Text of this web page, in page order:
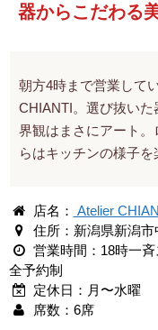
器からこだわる
朝方4時まで営業して
CHIANTI。選び抜い
界観はまさにアート
らはキッチンの様子を
店名： Atelier
住所：新潟県新潟
営業時間：18時一
全予約制
定休日：月〜水曜
席数：6席